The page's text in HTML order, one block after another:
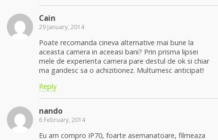
Cain
29 January, 2014
Poate recomanda cineva alternative mai bune la
aceasta camera in aceeasi bani? Prin prisma lipsei
mele de experienta camera pare destul de ok si chiar
ma gandesc sa o achizitionez. Multumesc anticipat!
Reply
nando
6 February, 2014
Eu am compro IP70, foarte asemanatoare, filmeaza